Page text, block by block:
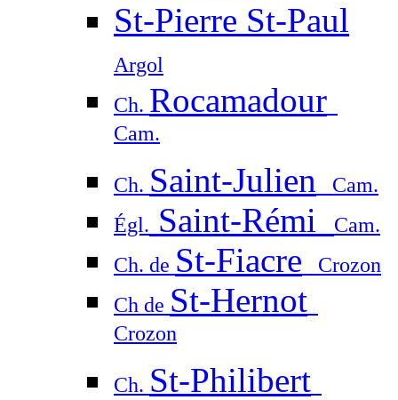
St-Pierre St-Paul
Argol
Ch. Rocamadour
Cam.
Ch. Saint-Julien Cam.
Égl. Saint-Rémi
Cam.
Ch. de St-Fiacre Crozon
Ch de St-Hernot
Crozon
Ch. St-Philibert